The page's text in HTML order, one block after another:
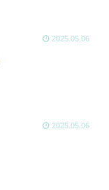
2025.05.06
2025.05.06